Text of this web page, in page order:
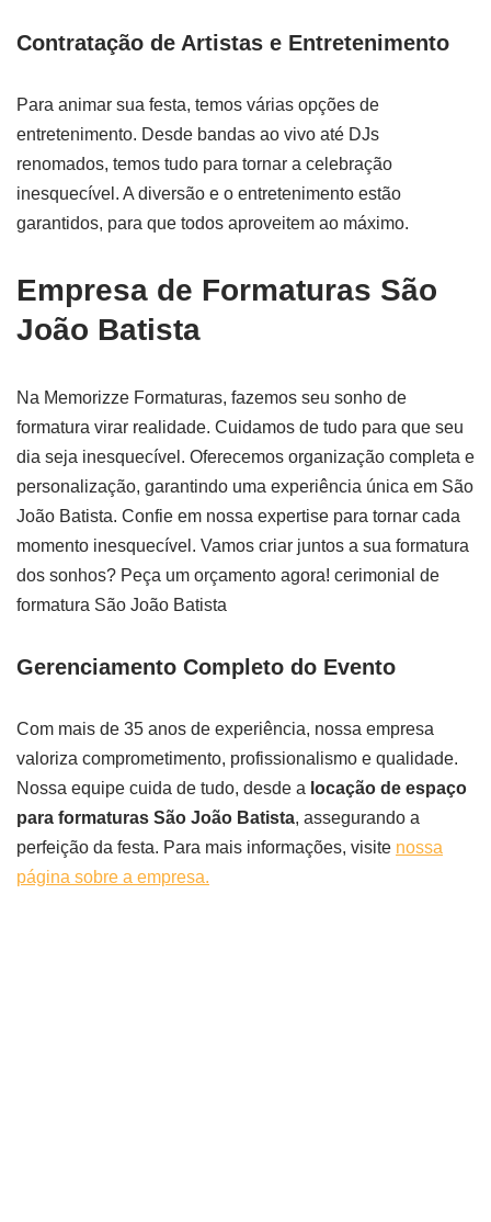
Contratação de Artistas e Entretenimento
Para animar sua festa, temos várias opções de
entretenimento. Desde bandas ao vivo até DJs
renomados, temos tudo para tornar a celebração
inesquecível. A diversão e o entretenimento estão
garantidos, para que todos aproveitem ao máximo.
Empresa de Formaturas São
João Batista
Na Memorizze Formaturas, fazemos seu sonho de
formatura virar realidade. Cuidamos de tudo para que seu
dia seja inesquecível. Oferecemos organização completa e
personalização, garantindo uma experiência única em São
João Batista. Confie em nossa expertise para tornar cada
momento inesquecível. Vamos criar juntos a sua formatura
dos sonhos? Peça um orçamento agora! cerimonial de
formatura São João Batista
Gerenciamento Completo do Evento
Com mais de 35 anos de experiência, nossa empresa
valoriza comprometimento, profissionalismo e qualidade.
Nossa equipe cuida de tudo, desde a locação de espaço
para formaturas São João Batista, assegurando a
perfeição da festa. Para mais informações, visite nossa
página sobre a empresa.